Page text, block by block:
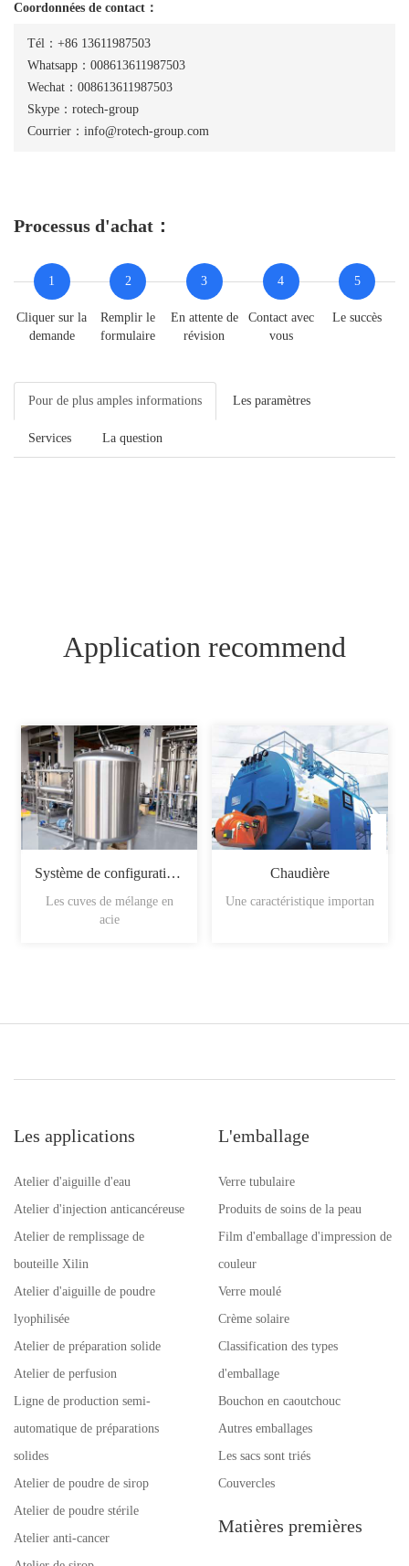
Coordonnées de contact：
Tél：+86 13611987503
Whatsapp：008613611987503
Wechat：008613611987503
Skype：rotech-group
Courrier：info@rotech-group.com
Processus d'achat：
1
Cliquer sur la
demande
2
Remplir le
formulaire
3
En attente de
révision
4
Contact avec
vous
5
Le succès
Pour de plus amples informations Les paramètres
Services La question
Application recommend
Système de configuration du sirop
Les cuves de mélange en
acie
Chaudière
Une caractéristique importan
Les applications
Atelier d'aiguille d'eau
Atelier d'injection anticancéreuse
Atelier de remplissage de
bouteille Xilin
Atelier d'aiguille de poudre
lyophilisée
Atelier de préparation solide
Atelier de perfusion
Ligne de production semi-
automatique de préparations
solides
Atelier de poudre de sirop
Atelier de poudre stérile
Atelier anti-cancer
L'emballage
Verre tubulaire
Produits de soins de la peau
Film d'emballage d'impression de
couleur
Verre moulé
Crème solaire
Classification des types
d'emballage
Bouchon en caoutchouc
Autres emballages
Les sacs sont triés
Couvercles
Matières premières